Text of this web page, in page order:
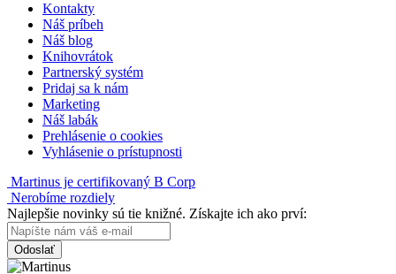
Kontakty
Náš príbeh
Náš blog
Knihovrátok
Partnerský systém
Pridaj sa k nám
Marketing
Náš labák
Prehlásenie o cookies
Vyhlásenie o prístupnosti
Martinus je certifikovaný B Corp
Nerobíme rozdiely
Najlepšie novinky sú tie knižné. Získajte ich ako prví:
Odoslať